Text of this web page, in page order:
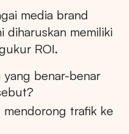
media brand
diharuskan memiliki
ROI.
yang benar-benar
mendorong trafik ke